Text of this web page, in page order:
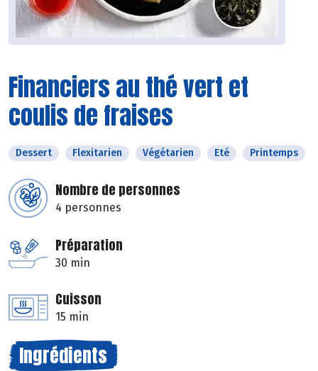
Financiers au thé vert et
coulis de fraises
Dessert Flexitarien Végétarien Eté Printemps
Nombre de personnes
4 personnes
Préparation
30 min
Cuisson
15 min
Ingrédients